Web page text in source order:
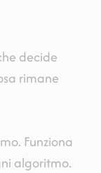
decide
rimane
Funziona
algoritmo.